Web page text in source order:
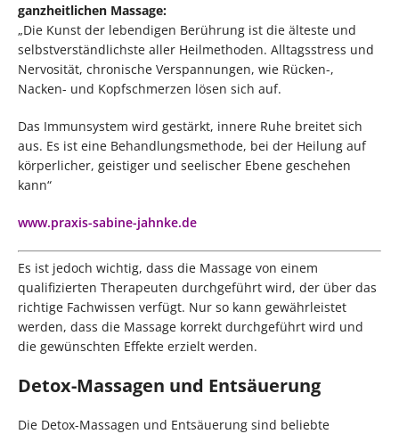
ganzheitlichen Massage:
„Die Kunst der lebendigen Berührung ist die älteste und
selbstverständlichste aller Heilmethoden. Alltagsstress und
Nervosität, chronische Verspannungen, wie Rücken-,
Nacken- und Kopfschmerzen lösen sich auf.
Das Immunsystem wird gestärkt, innere Ruhe breitet sich
aus. Es ist eine Behandlungsmethode, bei der Heilung auf
körperlicher, geistiger und seelischer Ebene geschehen
kann“
www.praxis-sabine-jahnke.de
Es ist jedoch wichtig, dass die Massage von einem
qualifizierten Therapeuten durchgeführt wird, der über das
richtige Fachwissen verfügt. Nur so kann gewährleistet
werden, dass die Massage korrekt durchgeführt wird und
die gewünschten Effekte erzielt werden.
Detox-Massagen und Entsäuerung
Die Detox-Massagen und Entsäuerung sind beliebte